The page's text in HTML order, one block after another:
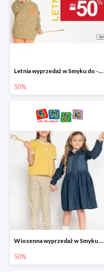
Letnia wyprzedaż w Smyku do -50%
50%
Wiosenna wyprzedaż w Smyku do -50%
50%